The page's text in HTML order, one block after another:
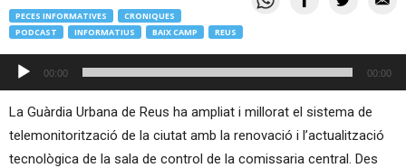
PECES INFORMATIVES
CRONIQUES
PODCAST
INFORMATIUS BAIX CAMP REUS
Reproductor
d'àudio
00:00 00:00
La Guàrdia Urbana de Reus ha ampliat i millorat el sistema de
telemonitorització de la ciutat amb la renovació i l’actualització
tecnològica de la sala de control de la comissaria central. Des